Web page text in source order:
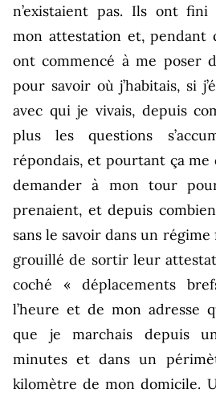
n’existaient pas. Ils ont
mon attestation et, pendant
ont commencé à me poser
pour savoir où j’habitais, si
avec qui je vivais, depuis
plus les questions
répondais, et pourtant ça
demander à mon tour
prenaient, et depuis
sans le savoir dans un régime
grouillé de sortir leur
coché « déplacements
l’heure et de mon adresse
que je marchais depuis
minutes et dans un
kilomètre de mon domicile.